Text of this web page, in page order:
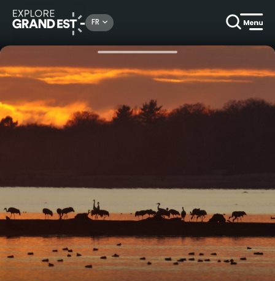
FR
Escapades Bulles au crépuscule sur les lacs d'Orient